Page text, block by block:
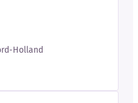
Holland